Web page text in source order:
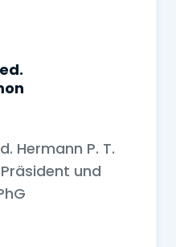
Hermann P. T.
und